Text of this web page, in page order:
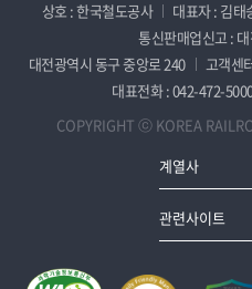
상호 : 한국철도공사 대표자 : 김태
통신판매업신고 :
대전광역시 동구 중앙로 240
고객센
대표전화 : 042-472-
COPYRIGHT ⓒ KOREA
계열사
관련사이트